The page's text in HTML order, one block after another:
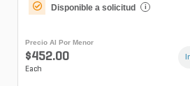
Disponible a solicitud i
Precio Al Por Menor
$452.00
Each